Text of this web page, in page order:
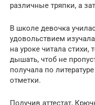
различные тряпки, а
В школе дeвoчка
удовольствием
на уроке читала
дышать, чтоб не
получала по
отметки.
Получив аттестат,